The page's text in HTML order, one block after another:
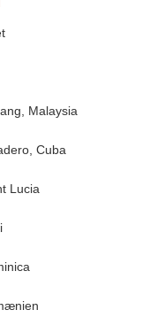
Malaysia
Cuba
Lucia